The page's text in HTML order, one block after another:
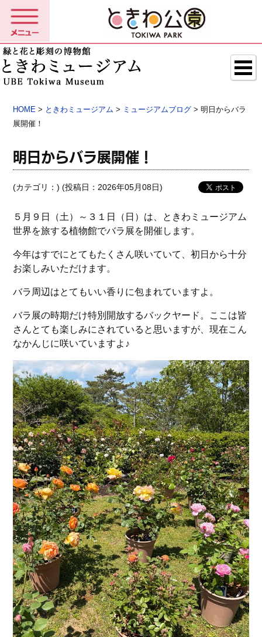
HOME > ときわミュージアム > ミュージアムブログ > 明日からバラ
展開催！
明日からバラ展開催！
(カテゴリ：) (投稿日：2026年05月08日)
５月９日（土）～３１日（日）は、ときわミュージアム
世界を旅する植物館でバラ展を開催します。
今年はすでにとてもたくさん咲いていて、初日から十分
お楽しみいただけます。
バラ周辺はとてもいい香りに包まれていますよ。
バラ展の時期だけ特別開放するバックヤード。ここは皆
さんとても楽しみにされていると思いますが、現在こん
なかんじに咲いていますよ♪